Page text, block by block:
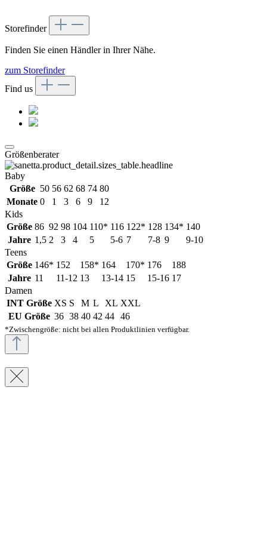
Storefinder
Finden Sie einen Händler in Ihrer Nähe.
zum Storefinder
Find us
Größenberater
Baby
Größe 50 56 62 68 74 80
Monate 0 1 3 6 9
12
Kids
Größe 86 92 98 104 110* 116 122* 128 134* 140
Jahre 1,5 2 3 4 5 5-6 7 7-8 9
9-10
Teens
Größe 146* 152 158* 164 170* 176
188
Jahre 11 11-12 13 13-14 15 15-16 17
Damen
INT Größe XS S M L XL XXL
EU Größe 36 38 40 42 44 46
*Zwischengröße: nicht bei allen Produktlinien verfügbar.